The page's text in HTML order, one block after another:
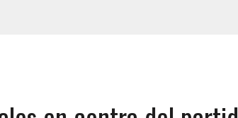
Y MURIÓ A MANOS DE VARIOS DE ELLOS EN MATURÍN